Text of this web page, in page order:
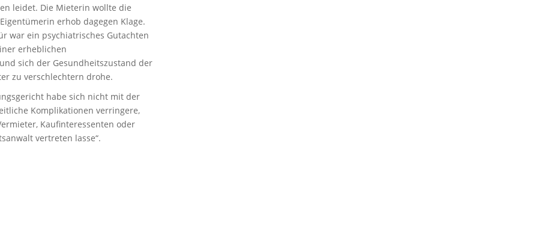
leidet. Die Mieterin wollte die
erhob dagegen Klage.
war ein psychiatrisches Gutachten
erheblichen
sich der Gesundheitszustand der
zu verschlechtern drohe.
habe sich nicht mit der
Komplikationen verringere,
Kaufinteressenten oder
vertreten lasse“.